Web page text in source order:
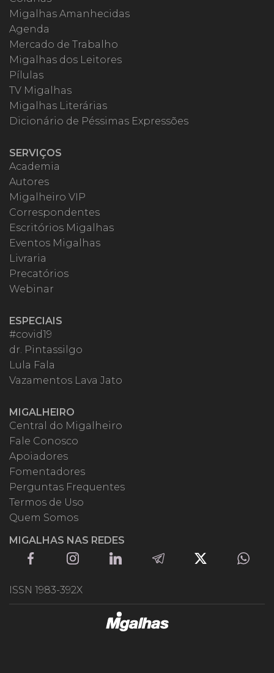
Migalhas Amanhecidas
Agenda
Mercado de Trabalho
Migalhas dos Leitores
Pílulas
TV Migalhas
Migalhas Literárias
Dicionário de Péssimas Expressões
SERVIÇOS
Academia
Autores
Migalheiro VIP
Correspondentes
Escritórios Migalhas
Eventos Migalhas
Livraria
Precatórios
Webinar
ESPECIAIS
#covid19
dr. Pintassilgo
Lula Fala
Vazamentos Lava Jato
MIGALHEIRO
Central do Migalheiro
Fale Conosco
Apoiadores
Fomentadores
Perguntas Frequentes
Termos de Uso
Quem Somos
MIGALHAS NAS REDES
ISSN 1983-392X